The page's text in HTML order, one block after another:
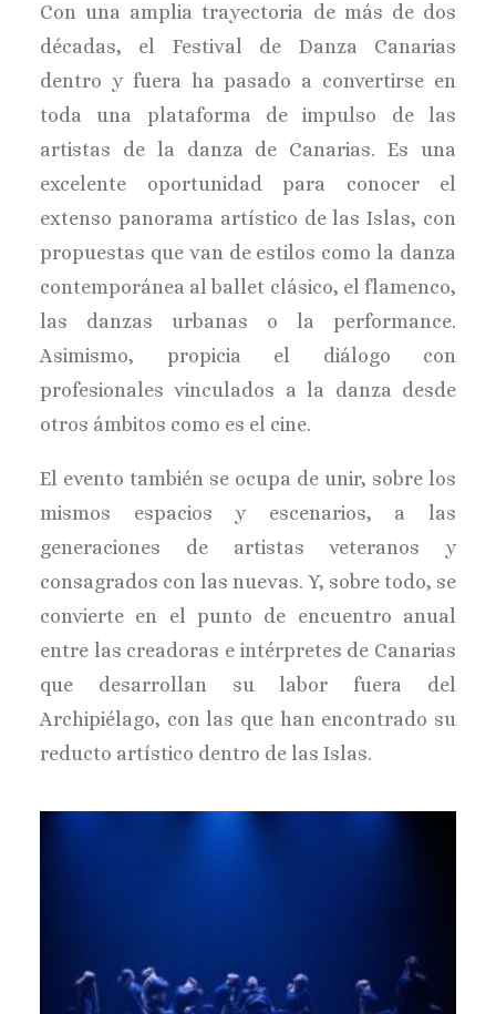
Con una amplia trayectoria de más de dos
décadas, el Festival de Danza Canarias
dentro y fuera ha pasado a convertirse en
toda una plataforma de impulso de las
artistas de la danza de Canarias. Es una
excelente oportunidad para conocer el
extenso panorama artístico de las Islas, con
propuestas que van de estilos como la danza
contemporánea al ballet clásico, el flamenco,
las danzas urbanas o la performance.
Asimismo, propicia el diálogo con
profesionales vinculados a la danza desde
otros ámbitos como es el cine.
El evento también se ocupa de unir, sobre los
mismos espacios y escenarios, a las
generaciones de artistas veteranos y
consagrados con las nuevas. Y, sobre todo, se
convierte en el punto de encuentro anual
entre las creadoras e intérpretes de Canarias
que desarrollan su labor fuera del
Archipiélago, con las que han encontrado su
reducto artístico dentro de las Islas.